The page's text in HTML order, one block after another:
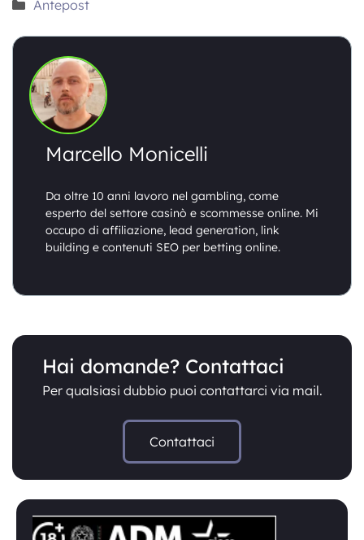
Antepost
Marcello Monicelli
Da oltre 10 anni lavoro nel gambling, come
esperto del settore casinò e scommesse online. Mi
occupo di affiliazione, lead generation, link
building e contenuti SEO per betting online.
Hai domande? Contattaci
Per qualsiasi dubbio puoi contattarci via mail.
Contattaci